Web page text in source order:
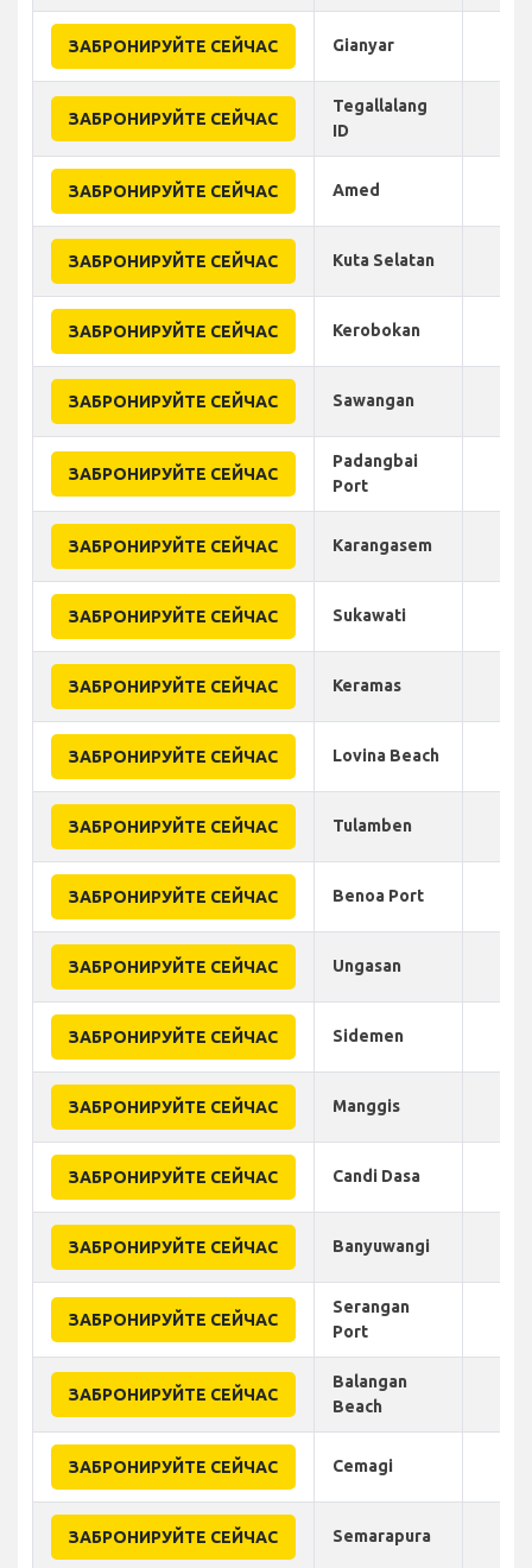
ЗАБРОНИРУЙТЕ СЕЙЧАС Gianyar
ЗАБРОНИРУЙТЕ СЕЙЧАС
Tegallalang
ID
ЗАБРОНИРУЙТЕ СЕЙЧАС Amed
ЗАБРОНИРУЙТЕ СЕЙЧАС Kuta Selatan
ЗАБРОНИРУЙТЕ СЕЙЧАС Kerobokan
ЗАБРОНИРУЙТЕ СЕЙЧАС Sawangan
ЗАБРОНИРУЙТЕ СЕЙЧАС
Padangbai
Port
ЗАБРОНИРУЙТЕ СЕЙЧАС Karangasem
ЗАБРОНИРУЙТЕ СЕЙЧАС Sukawati
ЗАБРОНИРУЙТЕ СЕЙЧАС Keramas
ЗАБРОНИРУЙТЕ СЕЙЧАС Lovina Beach
ЗАБРОНИРУЙТЕ СЕЙЧАС Tulamben
ЗАБРОНИРУЙТЕ СЕЙЧАС Benoa Port
ЗАБРОНИРУЙТЕ СЕЙЧАС Ungasan
ЗАБРОНИРУЙТЕ СЕЙЧАС Sidemen
ЗАБРОНИРУЙТЕ СЕЙЧАС Manggis
ЗАБРОНИРУЙТЕ СЕЙЧАС Candi Dasa
ЗАБРОНИРУЙТЕ СЕЙЧАС Banyuwangi
ЗАБРОНИРУЙТЕ СЕЙЧАС
Serangan
Port
ЗАБРОНИРУЙТЕ СЕЙЧАС
Balangan
Beach
ЗАБРОНИРУЙТЕ СЕЙЧАС Cemagi
ЗАБРОНИРУЙТЕ СЕЙЧАС Semarapura